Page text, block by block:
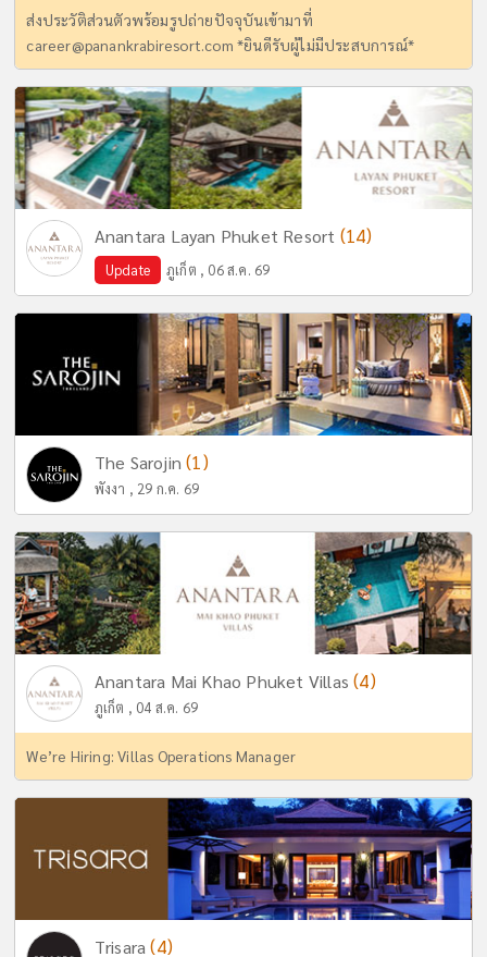
ส่งประวัติส่วนตัวพร้อมรูปถ่ายปัจจุบันเข้ามาที่
career@panankrabiresort.com *ยินดีรับผู้ไม่มีประสบการณ์*
Anantara Layan Phuket Resort (14)
Update ภูเก็ต , 06 ส.ค. 69
The Sarojin(1)
พังงา , 29 ก.ค. 69
Anantara Mai Khao Phuket Villas(4)
ภูเก็ต , 04 ส.ค. 69
We’re Hiring: Villas Operations Manager
Trisara(4)